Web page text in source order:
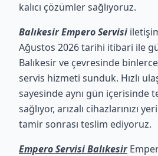
kalıcı çözümler sağlıyoruz.
Balıkesir Empero Servisi
Ağustos 2026 tarihi itibari ile
Balıkesir ve çevresinde
servis hizmeti sunduk. Hızlı
sayesinde aynı gün içerisinde
sağlıyor, arızalı cihazlarınızı
tamir sonrası teslim ediyoruz.
Empero Servisi Balıkesir